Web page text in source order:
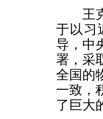
王克
于以习
导，中
署，采
全国的
一致，
了巨大